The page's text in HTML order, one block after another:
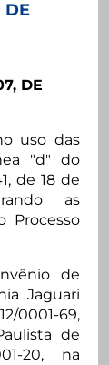
DE
DE
uso das
"d" do
de 18 de
as
Processo
de
Jaguari
0001-69,
de
20, na